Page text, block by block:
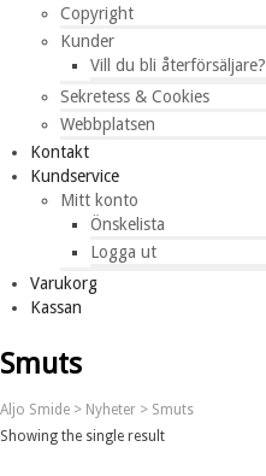
Copyright
Kunder
Vill du bli återförsäljare?
Sekretess & Cookies
Webbplatsen
Kontakt
Kundservice
Mitt konto
Önskelista
Logga ut
Varukorg
Kassan
Smuts
Aljo Smide > Nyheter > Smuts
Showing the single result